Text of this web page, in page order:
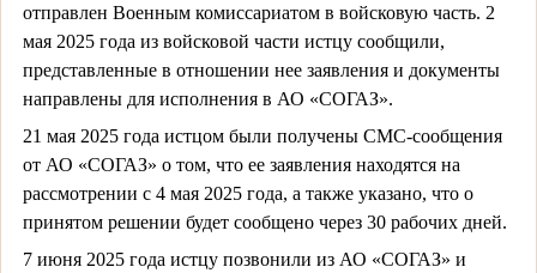
отправлен Военным комиссариатом в войсковую часть. 2
мая 2025 года из войсковой части истцу сообщили,
представленные в отношении нее заявления и документы
направлены для исполнения в АО «СОГАЗ».
21 мая 2025 года истцом были получены СМС-сообщения
от АО «СОГАЗ» о том, что ее заявления находятся на
рассмотрении с 4 мая 2025 года, а также указано, что о
принятом решении будет сообщено через 30 рабочих дней.
7 июня 2025 года истцу позвонили из АО «СОГАЗ» и